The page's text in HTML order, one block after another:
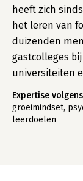
heeft zich
het leren van
duizenden
gastcolleges
universiteiten
Expertise
groeimindset,
leerdoelen